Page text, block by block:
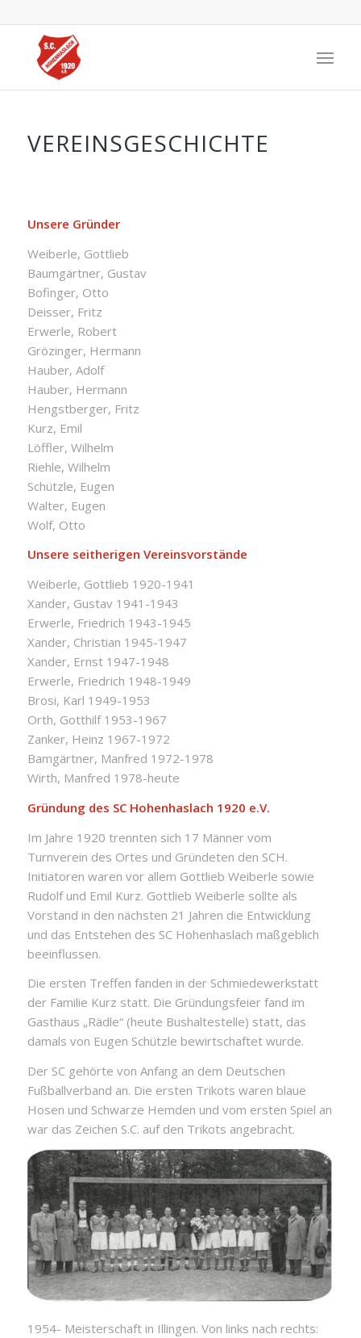
VEREINSGESCHICHTE
Unsere Gründer
Weiberle, Gottlieb
Baumgärtner, Gustav
Bofinger, Otto
Deisser, Fritz
Erwerle, Robert
Grözinger, Hermann
Hauber, Adolf
Hauber, Hermann
Hengstberger, Fritz
Kurz, Emil
Löffler, Wilhelm
Riehle, Wilhelm
Schützle, Eugen
Walter, Eugen
Wolf, Otto
Unsere seitherigen Vereinsvorstände
Weiberle, Gottlieb 1920-1941
Xander, Gustav 1941-1943
Erwerle, Friedrich 1943-1945
Xander, Christian 1945-1947
Xander, Ernst 1947-1948
Erwerle, Friedrich 1948-1949
Brosi, Karl 1949-1953
Orth, Gotthilf 1953-1967
Zanker, Heinz 1967-1972
Bamgärtner, Manfred 1972-1978
Wirth, Manfred 1978-heute
Gründung des SC Hohenhaslach 1920 e.V.
Im Jahre 1920 trennten sich 17 Männer vom
Turnverein des Ortes und Gründeten den SCH.
Initiatoren waren vor allem Gottlieb Weiberle sowie
Rudolf und Emil Kurz. Gottlieb Weiberle sollte als
Vorstand in den nächsten 21 Jahren die Entwicklung
und das Entstehen des SC Hohenhaslach maßgeblich
beeinflussen.
Die ersten Treffen fanden in der Schmiedewerkstatt
der Familie Kurz statt. Die Gründungsfeier fand im
Gasthaus „Rädle“ (heute Bushaltestelle) statt, das
damals von Eugen Schützle bewirtschaftet wurde.
Der SC gehörte von Anfang an dem Deutschen
Fußballverband an. Die ersten Trikots waren blaue
Hosen und Schwarze Hemden und vom ersten Spiel an
war das Zeichen S.C. auf den Trikots angebracht.
1954- Meisterschaft in Illingen. Von links nach rechts: